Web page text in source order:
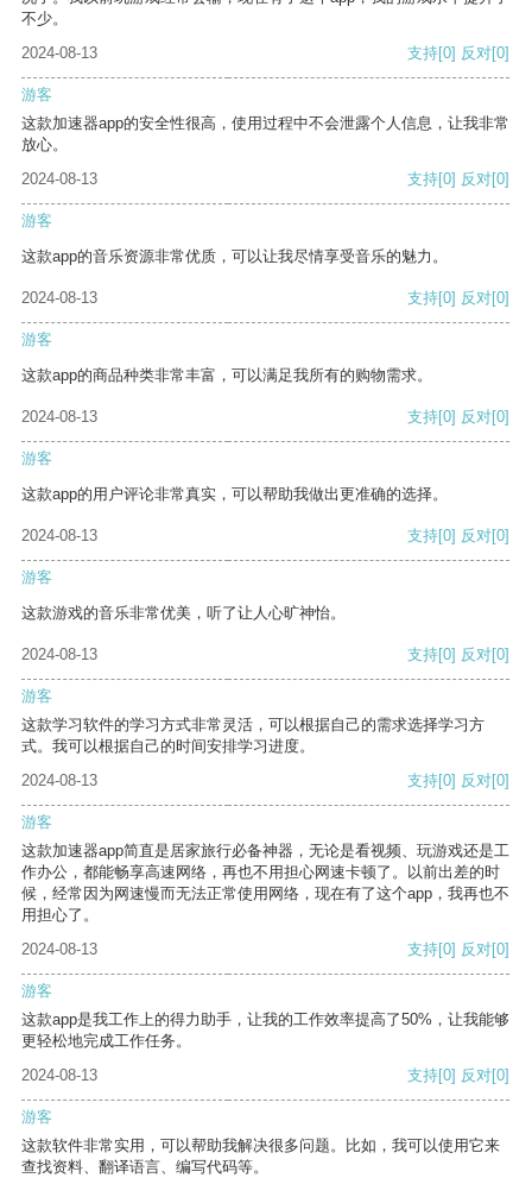
不少。
2024-08-13
支持[0] 反对[0]
游客
这款加速器app的安全性很高，使用过程中不会泄露个人信息，让我非常
放心。
2024-08-13
支持[0] 反对[0]
游客
这款app的音乐资源非常优质，可以让我尽情享受音乐的魅力。
2024-08-13 支持[0] 反对[0]
游客
这款app的商品种类非常丰富，可以满足我所有的购物需求。
2024-08-13 支持[0] 反对[0]
游客
这款app的用户评论非常真实，可以帮助我做出更准确的选择。
2024-08-13 支持[0] 反对[0]
游客
这款游戏的音乐非常优美，听了让人心旷神怡。
2024-08-13 支持[0] 反对[0]
游客
这款学习软件的学习方式非常灵活，可以根据自己的需求选择学习方
式。我可以根据自己的时间安排学习进度。
2024-08-13
支持[0] 反对[0]
游客
这款加速器app简直是居家旅行必备神器，无论是看视频、玩游戏还是工
作办公，都能畅享高速网络，再也不用担心网速卡顿了。以前出差的时
候，经常因为网速慢而无法正常使用网络，现在有了这个app，我再也不
用担心了。
2024-08-13
支持[0] 反对[0]
游客
这款app是我工作上的得力助手，让我的工作效率提高了50%，让我能够
更轻松地完成工作任务。
2024-08-13
支持[0] 反对[0]
游客
这款软件非常实用，可以帮助我解决很多问题。比如，我可以使用它来
查找资料、翻译语言、编写代码等。